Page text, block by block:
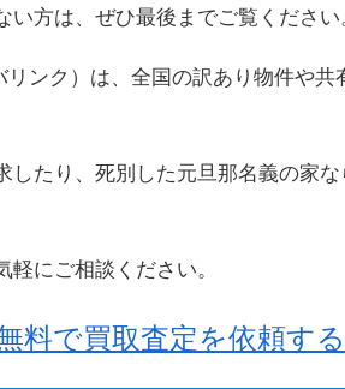
方は、ぜひ最後までご覧ください
ンク）は、全国の訳あり物件や共
したり、死別した元旦那名義の家
にご相談ください。
料で買取査定を依頼する